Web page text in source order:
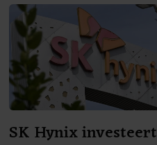
het incident zijn getroffen.
SK Hynix investeert